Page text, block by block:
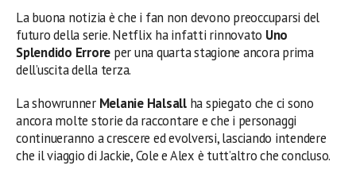
La buona notizia è che i fan non devono preoccuparsi del
futuro della serie. Netflix ha infatti rinnovato Uno
Splendido Errore per una quarta stagione ancora prima
dell’uscita della terza.
La showrunner Melanie Halsallha spiegato che ci sono
ancora molte storie da raccontare e che i personaggi
continueranno a crescere ed evolversi, lasciando intendere
che il viaggio di Jackie, Cole e Alex è tutt’altro che concluso.